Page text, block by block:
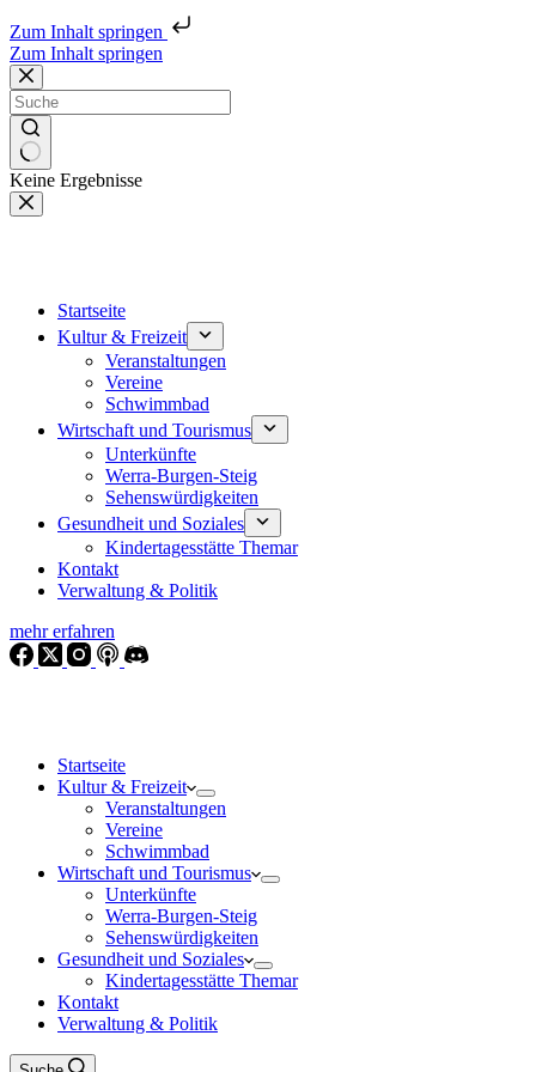
Zum Inhalt springen
Zum Inhalt springen
Keine Ergebnisse
Startseite
Kultur & Freizeit
Veranstaltungen
Vereine
Schwimmbad
Wirtschaft und Tourismus
Unterkünfte
Werra-Burgen-Steig
Sehenswürdigkeiten
Gesundheit und Soziales
Kindertagesstätte Themar
Kontakt
Verwaltung & Politik
mehr erfahren
Startseite
Kultur & Freizeit
Veranstaltungen
Vereine
Schwimmbad
Wirtschaft und Tourismus
Unterkünfte
Werra-Burgen-Steig
Sehenswürdigkeiten
Gesundheit und Soziales
Kindertagesstätte Themar
Kontakt
Verwaltung & Politik